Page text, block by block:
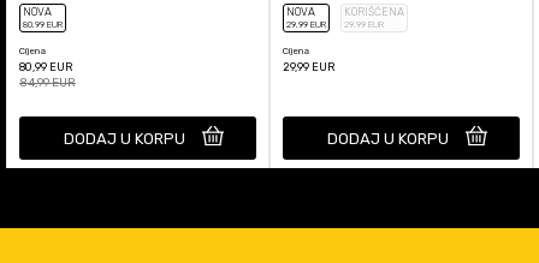
NOVA
80,99 EUR
Cijena
80,99 EUR
84,99EUR
DODAJ U KORPU
NOVA
29,99 EUR
KORIŠĆENA
29,99 EUR
Cijena
29,99 EUR
DODAJ U KORPU